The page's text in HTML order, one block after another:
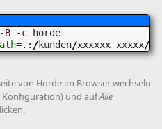
-B -c horde
=.: /kunden/xxxxxx_xxxxx/
von Horde im Browser wechseln
Konfiguration) und aufAlle